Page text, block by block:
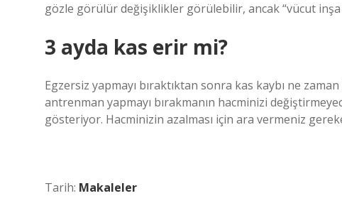
gözle görülür değişiklikler görülebilir, ancak “vücut
3 ayda kas erir mi?
Egzersiz yapmayı bıraktıktan sonra kas kaybı ne
antrenman yapmayı bırakmanın hacminizi
gösteriyor. Hacminizin azalması için ara vermeniz
Tarih: Makaleler